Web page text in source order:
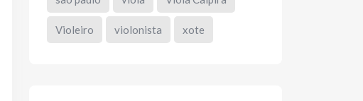
Violeiro violonista xote